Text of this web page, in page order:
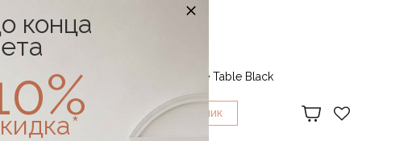
Natural Ash Стол Level Side Table Black
КУПИТЬ В КЛИК
конца